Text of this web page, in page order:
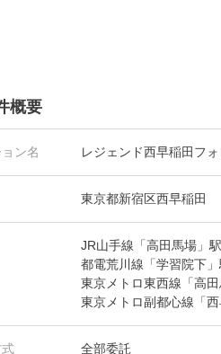
概要
ン名 レジェンド西早稲田フ
東京都新宿区西早稲田
JR山手線「高田馬場」
都電荒川線「学習院下
東京メトロ東西線「高
東京メトロ副都心線「
全部委託